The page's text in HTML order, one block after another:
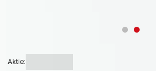
Aktie: